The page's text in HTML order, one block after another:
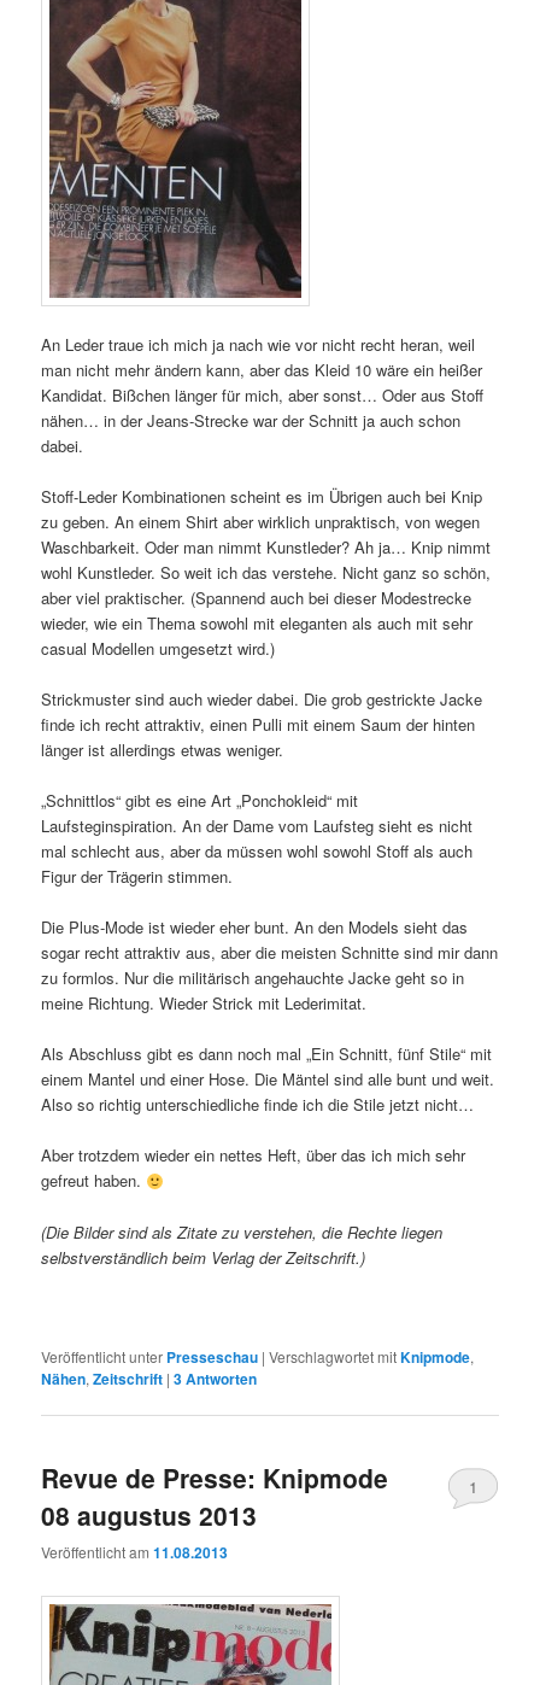
An Leder traue ich mich ja nach wie vor nicht recht heran, weil
man nicht mehr ändern kann, aber das Kleid 10 wäre ein heißer
Kandidat. Bißchen länger für mich, aber sonst… Oder aus Stoff
nähen… in der Jeans-Strecke war der Schnitt ja auch schon
dabei.
Stoff-Leder Kombinationen scheint es im Übrigen auch bei Knip
zu geben. An einem Shirt aber wirklich unpraktisch, von wegen
Waschbarkeit. Oder man nimmt Kunstleder? Ah ja… Knip nimmt
wohl Kunstleder. So weit ich das verstehe. Nicht ganz so schön,
aber viel praktischer. (Spannend auch bei dieser Modestrecke
wieder, wie ein Thema sowohl mit eleganten als auch mit sehr
casual Modellen umgesetzt wird.)
Strickmuster sind auch wieder dabei. Die grob gestrickte Jacke
finde ich recht attraktiv, einen Pulli mit einem Saum der hinten
länger ist allerdings etwas weniger.
„Schnittlos“ gibt es eine Art „Ponchokleid“ mit
Laufsteginspiration. An der Dame vom Laufsteg sieht es nicht
mal schlecht aus, aber da müssen wohl sowohl Stoff als auch
Figur der Trägerin stimmen.
Die Plus-Mode ist wieder eher bunt. An den Models sieht das
sogar recht attraktiv aus, aber die meisten Schnitte sind mir dann
zu formlos. Nur die militärisch angehauchte Jacke geht so in
meine Richtung. Wieder Strick mit Lederimitat.
Als Abschluss gibt es dann noch mal „Ein Schnitt, fünf Stile“ mit
einem Mantel und einer Hose. Die Mäntel sind alle bunt und weit.
Also so richtig unterschiedliche finde ich die Stile jetzt nicht…
Aber trotzdem wieder ein nettes Heft, über das ich mich sehr
gefreut haben.
(Die Bilder sind als Zitate zu verstehen, die Rechte liegen
selbstverständlich beim Verlag der Zeitschrift.)
Veröffentlicht unter Presseschau |Verschlagwortet mitKnipmode,
Nähen,Zeitschrift |3Antworten
Revue de Presse: Knipmode
08 augustus 2013
Veröffentlicht am11.08.2013
1